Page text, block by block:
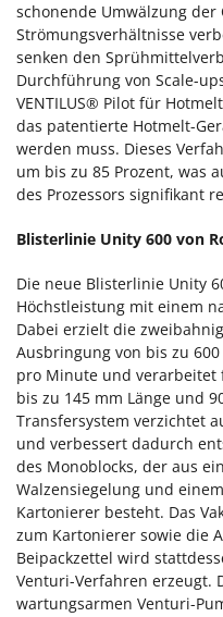
schonende Umwälzung der
Strömungsverhältnisse
senken den
Durchführung von Scale-
VENTILUS® Pilot für
das patentierte Hotmelt-
werden muss. Dieses
um bis zu 85 Prozent, was
des Prozessors signifikant
Blisterlinie Unity 600 von
Die neue Blisterlinie Unity
Höchstleistung mit einem
Dabei erzielt die
Ausbringung von bis zu
pro Minute und verarbeitet
bis zu 145 mm Länge und
Transfersystem verzichtet
und verbessert dadurch
des Monoblocks, der aus
Walzensiegelung und
Kartonierer besteht. Das
zum Kartonierer sowie die
Beipackzettel wird
Venturi-Verfahren erzeugt.
wartungsarmen Venturi-